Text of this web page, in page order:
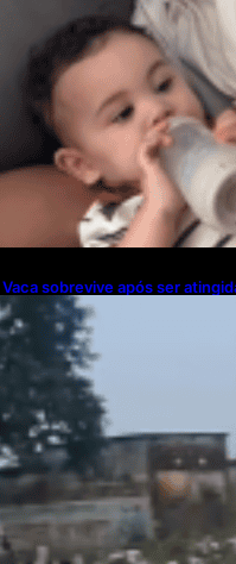
Vaca sobrevive após ser
velocidade